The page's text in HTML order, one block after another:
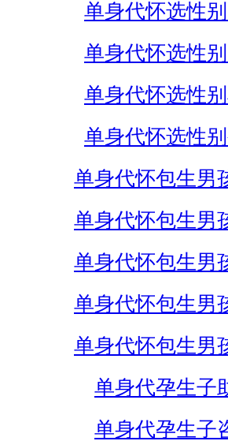
单身代怀选性
单身代怀选性
单身代怀选性
单身代怀选性
单身代怀包生男
单身代怀包生男
单身代怀包生男
单身代怀包生男
单身代怀包生男
单身代孕生子
单身代孕生子